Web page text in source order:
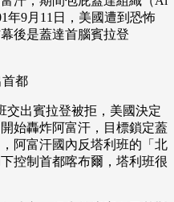
年9月11日，美國遭到恐怖
後是蓋達首腦賓拉登
都
交出賓拉登被拒，美國決定
始轟炸阿富汗，目標鎖定蓋
阿富汗國內反塔利班的「北
控制首都喀布爾，塔利班很